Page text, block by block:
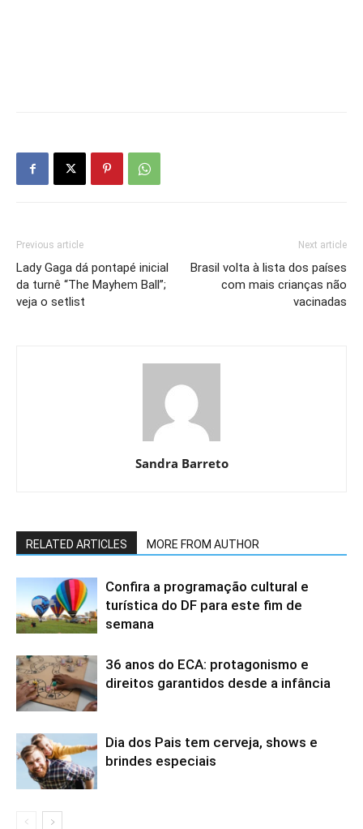
Previous article
Lady Gaga dá pontapé inicial
da turnê “The Mayhem Ball”;
veja o setlist
Next article
Brasil volta à lista dos países
com mais crianças não
vacinadas
Sandra Barreto
RELATED ARTICLES MORE FROM AUTHOR
Confira a programação cultural e
turística do DF para este fim de
semana
36 anos do ECA: protagonismo e
direitos garantidos desde a infância
Dia dos Pais tem cerveja, shows e
brindes especiais